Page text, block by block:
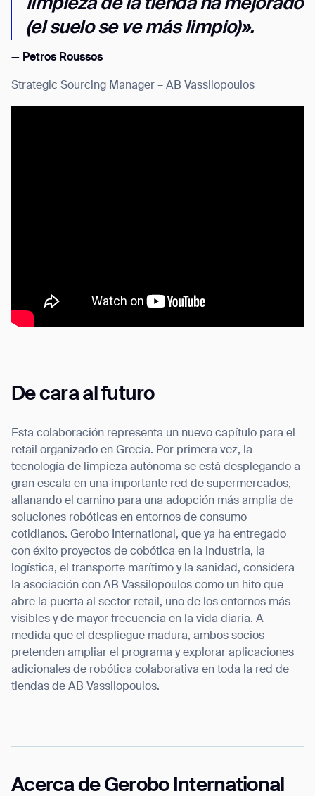
limpieza de la tienda ha mejorado
(el suelo se ve más limpio)».
— Petros Roussos
Strategic Sourcing Manager – AB Vassilopoulos
De cara al futuro
Esta colaboración representa un nuevo capítulo para el
retail organizado en Grecia. Por primera vez, la
tecnología de limpieza autónoma se está desplegando a
gran escala en una importante red de supermercados,
allanando el camino para una adopción más amplia de
soluciones robóticas en entornos de consumo
cotidianos. Gerobo International, que ya ha entregado
con éxito proyectos de cobótica en la industria, la
logística, el transporte marítimo y la sanidad, considera
la asociación con AB Vassilopoulos como un hito que
abre la puerta al sector retail, uno de los entornos más
visibles y de mayor frecuencia en la vida diaria. A
medida que el despliegue madura, ambos socios
pretenden ampliar el programa y explorar aplicaciones
adicionales de robótica colaborativa en toda la red de
tiendas de AB Vassilopoulos.
Acerca de Gerobo International